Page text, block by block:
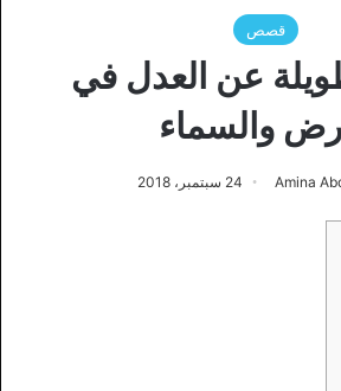
قصص
عن العدل في
والسماء
Amina 24 سبتمبر، 2018